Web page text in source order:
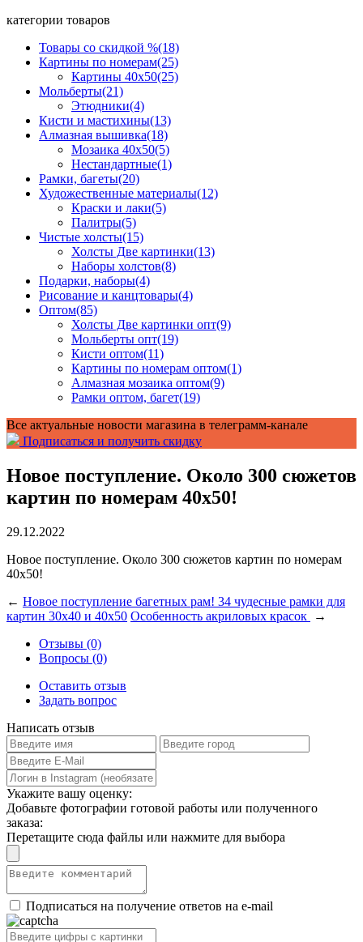
категории товаров
Товары со скидкой %(18)
Картины по номерам(25)
Картины 40x50(25)
Мольберты(21)
Этюдники(4)
Кисти и мастихины(13)
Алмазная вышивка(18)
Мозаика 40x50(5)
Нестандартные(1)
Рамки, багеты(20)
Художественные материалы(12)
Краски и лаки(5)
Палитры(5)
Чистые холсты(15)
Холсты Две картинки(13)
Наборы холстов(8)
Подарки, наборы(4)
Рисование и канцтовары(4)
Оптом(85)
Холсты Две картинки опт(9)
Мольберты опт(19)
Кисти оптом(11)
Картины по номерам оптом(1)
Алмазная мозаика оптом(9)
Рамки оптом, багет(19)
Все актуальные новости магазина в телеграмм-канале
Подписаться и получить скидку
Новое поступление. Около 300 сюжетов
картин по номерам 40х50!
29.12.2022
Новое поступление. Около 300 сюжетов картин по номерам
40х50!
← Новое поступление багетных рам! 34 чудесные рамки для
картин 30х40 и 40х50 Особенность акриловых красок
→
Отзывы (0)
Вопросы (0)
Оставить отзыв
Задать вопрос
Написать отзыв
Укажите вашу оценку:
Добавьте фотографии готовой работы или полученного
заказа:
Перетащите сюда файлы или нажмите для выбора
Подписаться на получение ответов на e-mail